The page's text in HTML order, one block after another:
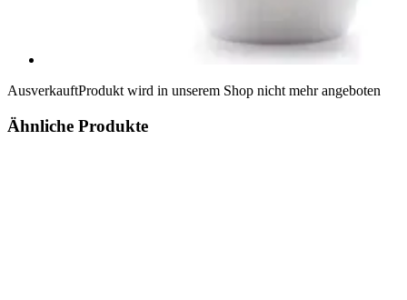
AusverkauftProdukt wird in unserem Shop nicht mehr angeboten
Ähnliche Produkte